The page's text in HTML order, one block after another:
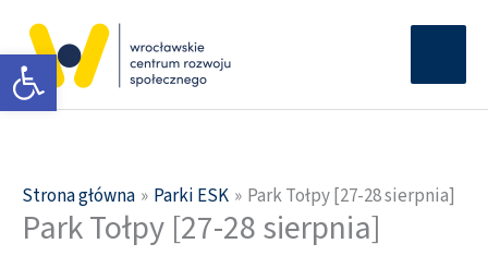
Otwórz pasek narzędzi
treści
Strona główna Parki ESK Park Tołpy [27-28 sierpnia]
Park Tołpy [27-28 sierpnia]